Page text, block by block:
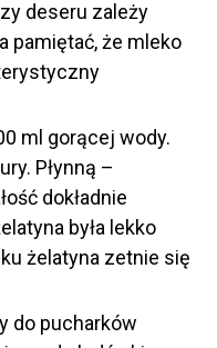
deseru zależy
pamiętać, że mleko
ml gorącej wody.
Płynną –
dokładnie
była lekko
żelatyna zetnie się
do pucharków